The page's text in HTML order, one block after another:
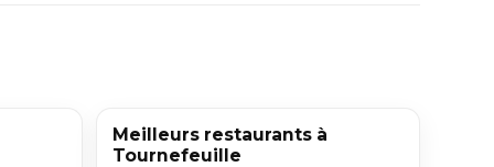
Meilleurs restaurants à
Tournefeuille